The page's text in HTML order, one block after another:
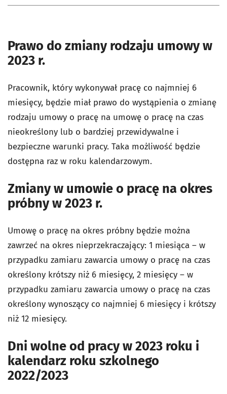
Prawo do zmiany rodzaju umowy w
2023 r.
Pracownik, który wykonywał pracę co najmniej 6
miesięcy, będzie miał prawo do wystąpienia o zmianę
rodzaju umowy o pracę na umowę o pracę na czas
nieokreślony lub o bardziej przewidywalne i
bezpieczne warunki pracy. Taka możliwość będzie
dostępna raz w roku kalendarzowym.
Zmiany w umowie o pracę na okres
próbny w 2023 r.
Umowę o pracę na okres próbny będzie można
zawrzeć na okres nieprzekraczający: 1 miesiąca – w
przypadku zamiaru zawarcia umowy o pracę na czas
określony krótszy niż 6 miesięcy, 2 miesięcy – w
przypadku zamiaru zawarcia umowy o pracę na czas
określony wynoszący co najmniej 6 miesięcy i krótszy
niż 12 miesięcy.
Dni wolne od pracy w 2023 roku i
kalendarz roku szkolnego
2022/2023